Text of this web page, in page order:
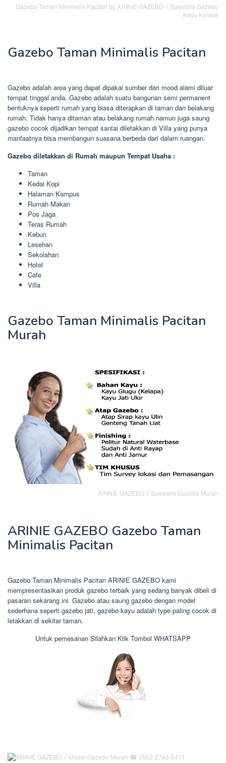
Gazebo Taman Minimalis Pacitan by ARINIE GAZEBO √ Spesialis Gazebo
Kayu Kelapa
Gazebo Taman Minimalis Pacitan
Gazebo adalah area yang dapat dipakai sumber dari mood alami diluar
tempat tinggal anda. Gazebo adalah suatu bangunan semi permanent
bentuknya seperti rumah yang biasa diterapkan di taman dan belakang
rumah. Tidak hanya ditaman atau belakang rumah namun juga saung
gazebo cocok dijadikan tempat santai diletakkan di Villa yang punya
manfaatnya bisa membangun suasana berbeda dari dalam ruangan.
Gazebo diletakkan di Rumah maupun Tempat Usaha :
Taman
Kedai Kopi
Halaman Kampus
Rumah Makan
Pos Jaga
Teras Rumah
Kebun
Lesehan
Sekolahan
Hotel
Cafe
Villa
Gazebo Taman Minimalis Pacitan
Murah
ARINIE GAZEBO √ Spesialis Gazebo Murah
ARINIE GAZEBO Gazebo Taman
Minimalis Pacitan
Gazebo Taman Minimalis Pacitan ARINIE GAZEBO kami
mempresentasikan produk gazebo terbaik yang sedang banyak dibeli di
pasaran sekarang ini. Gazebo atau saung gazebo dengan model
sederhana seperti gazebo jati, gazebo kayu adalah type paling cocok di
letakkan di sekitar taman.
Untuk pemesanan Silahkan Klik Tombol WHATSAPP